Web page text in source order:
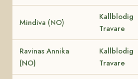
Mindiva (NO)
Kallblodig
Travare
Ravinas Annika
(NO)
Kallblodig
Travare